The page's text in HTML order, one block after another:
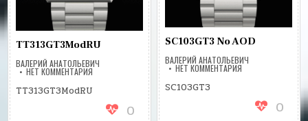
SC103GT3 No AOD
ВАЛЕРИЙ АНАТОЛЬЕВИЧ
НЕТ КОММЕНТАРИЯНА
SC103GT3
0
TT313GT3ModRU
ВАЛЕРИЙ АНАТОЛЬЕВИЧ
НЕТ КОММЕНТАРИЯНА
TT313GT3MODRU
TT313GT3ModRU
0